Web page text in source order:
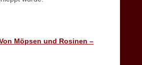
Möpsen und Rosinen –